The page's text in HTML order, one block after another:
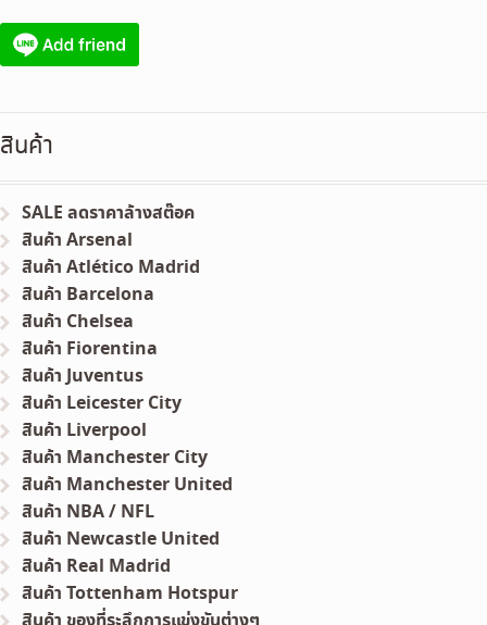
สินค้า
SALE ลดราคาล้างสต๊อค
สินค้า Arsenal
สินค้า Atlético Madrid
สินค้า Barcelona
สินค้า Chelsea
สินค้า Fiorentina
สินค้า Juventus
สินค้า Leicester City
สินค้า Liverpool
สินค้า Manchester City
สินค้า Manchester United
สินค้า NBA / NFL
สินค้า Newcastle United
สินค้า Real Madrid
สินค้า Tottenham Hotspur